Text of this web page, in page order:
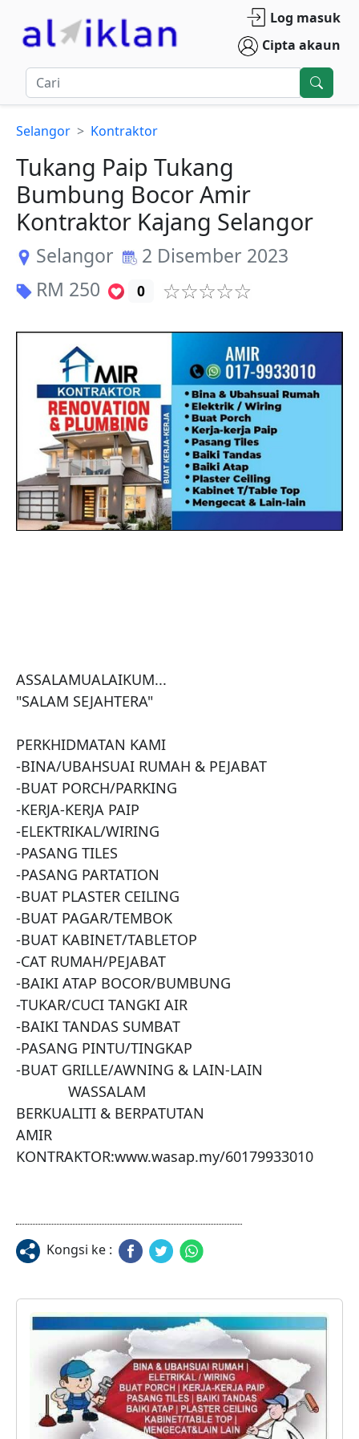
Log masuk
Cipta akaun
Selangor Kontraktor
Tukang Paip Tukang
Bumbung Bocor Amir
Kontraktor Kajang Selangor
Selangor
2 Disember 2023
RM 250 0
ASSALAMUALAIKUM...
"SALAM SEJAHTERA"
PERKHIDMATAN KAMI
-BINA/UBAHSUAI RUMAH & PEJABAT
-BUAT PORCH/PARKING
-KERJA-KERJA PAIP
-ELEKTRIKAL/WIRING
-PASANG TILES
-PASANG PARTATION
-BUAT PLASTER CEILING
-BUAT PAGAR/TEMBOK
-BUAT KABINET/TABLETOP
-CAT RUMAH/PEJABAT
-BAIKI ATAP BOCOR/BUMBUNG
-TUKAR/CUCI TANGKI AIR
-BAIKI TANDAS SUMBAT
-PASANG PINTU/TINGKAP
-BUAT GRILLE/AWNING & LAIN-LAIN
BERKUALITI & BERPATUTAN
AMIR
KONTRAKTOR:www.wasap.my/60179933010
Kongsi ke :